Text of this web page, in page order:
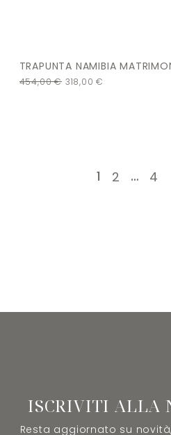
TRAPUNTA NAMIBIA
454,00€ 318,00€
1 2 … 4
ISCRIVITI ALLA
Resta aggiornato su